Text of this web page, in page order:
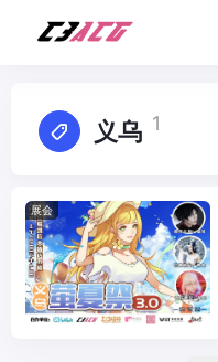
义乌 1
展会